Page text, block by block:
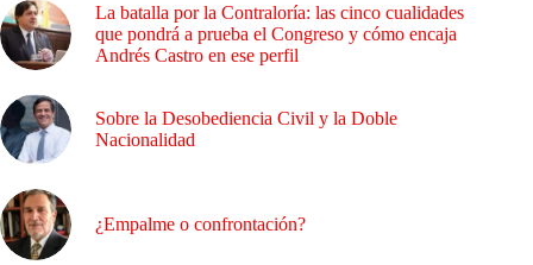
La batalla por la Contraloría: las cinco cualidades
que pondrá a prueba el Congreso y cómo encaja
Andrés Castro en ese perfil
Sobre la Desobediencia Civil y la Doble
Nacionalidad
¿Empalme o confrontación?